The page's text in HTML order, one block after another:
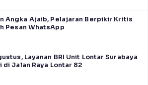
Angka Ajaib, Pelajaran Berpikir Kritis
Pesan WhatsApp
Layanan BRI Unit Lontar Surabaya
di Jalan Raya Lontar 82